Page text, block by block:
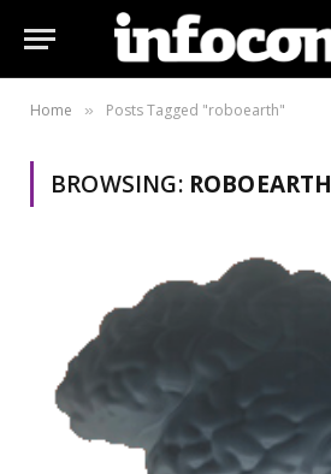
Home » Posts Tagged "roboearth"
BROWSING: ROBOEARTH